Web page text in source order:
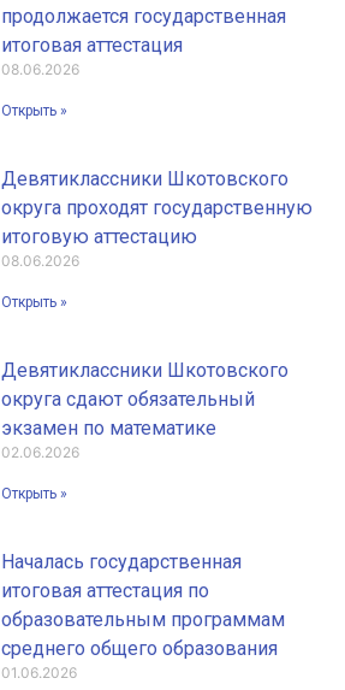
продолжается государственная
итоговая аттестация
08.06.2026
Открыть »
Девятиклассники Шкотовского
округа проходят государственную
итоговую аттестацию
08.06.2026
Открыть »
Девятиклассники Шкотовского
округа сдают обязательный
экзамен по математике
02.06.2026
Открыть »
Началась государственная
итоговая аттестация по
образовательным программам
среднего общего образования
01.06.2026